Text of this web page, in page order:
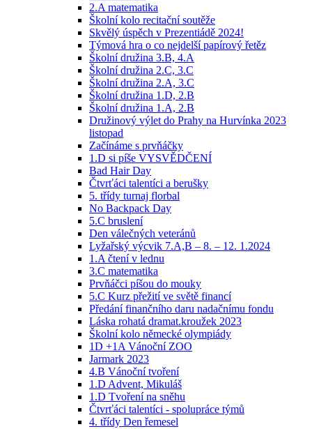
2.A matematika
Školní kolo recitační soutěže
Skvělý úspěch v Prezentiádě 2024!
Týmová hra o co nejdelší papírový řetěz
Školní družina 3.B, 4.A
Školní družina 2.C, 3.C
Školní družina 2.A, 3.C
Školní družina 1.D, 2.B
Školní družina 1.A, 2.B
Družinový výlet do Prahy na Hurvínka 2023
listopad
Začínáme s prvňáčky
1.D si píše VYSVĚDČENÍ
Bad Hair Day
Čtvrťáci talentíci a berušky
5. třídy turnaj florbal
No Backpack Day
5.C bruslení
Den válečných veteránů
Lyžařský výcvik 7.A,B – 8. – 12. 1.2024
1.A čtení v lednu
3.C matematika
Prvňáčci píšou do mouky
5.C Kurz přežití ve světě financí
Předání finančního daru nadačnímu fondu
Láska rohatá dramat.kroužek 2023
Školní kolo německé olympiády
1D +1A Vánoční ZOO
Jarmark 2023
4.B Vánoční tvoření
1.D Advent, Mikuláš
1.D Tvoření na sněhu
Čtvrťáci talentíci - spolupráce týmů
4. třídy Den řemesel